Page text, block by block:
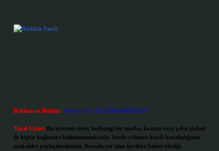
Reklam ve İletişim: Skype: live:.cid.575569c608265c69
Yasal Uyarı: Bu internet sitesi, herhangi bir marka, kurum veya şahıs şirketi
ile hiçbir bağlantısı bulunmamaktadır. Sitede yalnızca kendi hazırladığımız
makaleler paylaşılmaktadır. Burada yer alan içerikler haber niteliği